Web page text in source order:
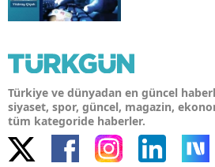
Türkiye ve dünyadan en güncel
siyaset, spor, güncel, magazin,
tüm kategoride haberler.